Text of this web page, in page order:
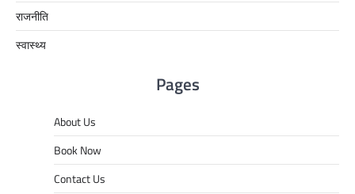
राजनीति
स्वास्थ्य
Pages
About Us
Book Now
Contact Us